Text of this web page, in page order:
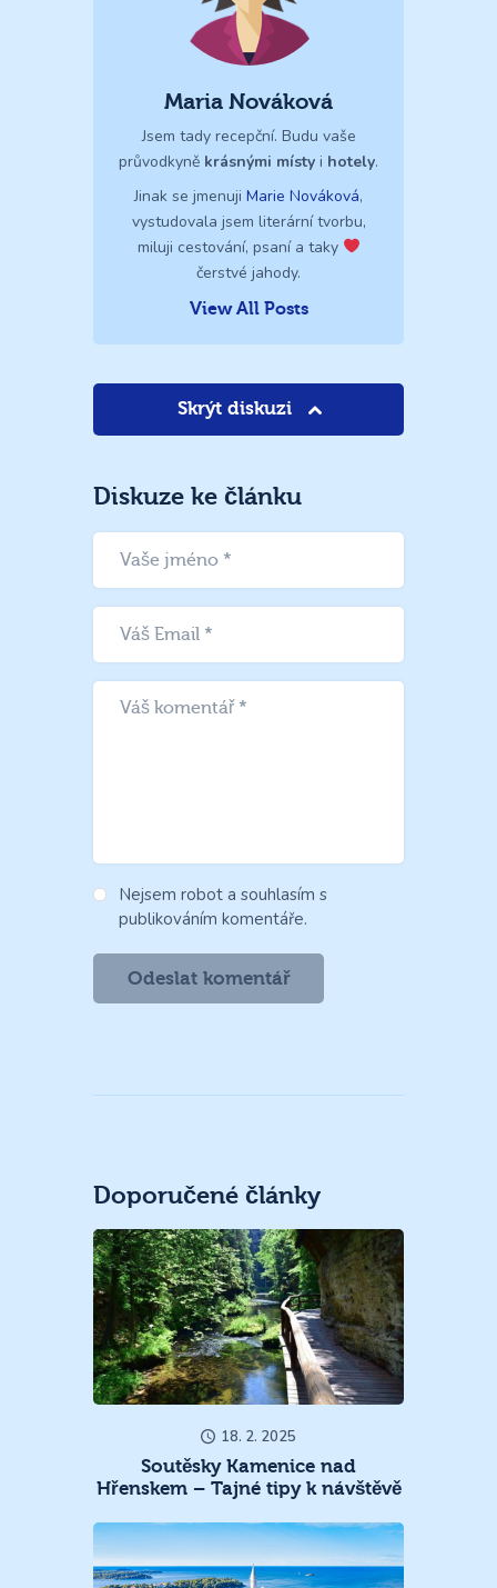
Maria Nováková
Jsem tady recepční. Budu vaše
průvodkyně krásnými místy i hotely.
Jinak se jmenuji Marie Nováková,
vystudovala jsem literární tvorbu,
miluji cestování, psaní a taky
čerstvé jahody.
View All Posts
Skrýt diskuzi
Diskuze ke článku
Nejsem robot a souhlasím s
publikováním komentáře.
Doporučené články
18. 2. 2025
Soutěsky Kamenice nad
Hřenskem – Tajné tipy k návštěvě